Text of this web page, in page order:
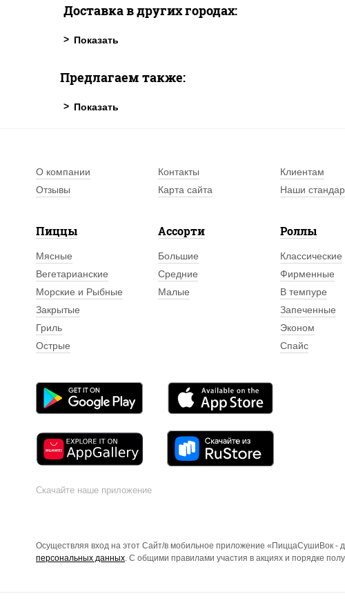
Доставка в других городах:
Предлагаем также:
О компании Контакты Клиентам
Отзывы
Карта сайта Наши
Пиццы
Мясные
Вегетарианские
Морские и Рыбные
Закрытые
Гриль
Острые
Ассорти
Большие
Средние
Малые
Роллы
Классические
Фирменные
В темпуре
Запеченные
Эконом
Спайс
Скачайте наше приложение
Осуществляя вход на этот Сайт/в мобильное приложение «ПиццаСушиВок -
персональных данных . С общими правилами участия в акциях и порядке